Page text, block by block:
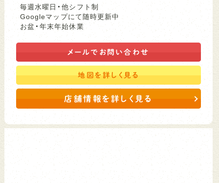
毎週水曜日・他シフト制
Googleマップにて随時更新中
お盆・年末年始休業
メールで お問い合わせ
地図を詳しく見る
店舗情報を詳しく見る